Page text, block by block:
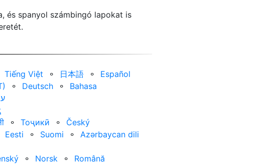
és spanyol számbingó lapokat is
Tiếng Việt ⚬ 日本語 ⚬
Español
⚬ Deutsch ⚬
Bahasa
⚬ Тоҷикӣ ⚬
Český
Eesti ⚬ Suomi ⚬
Azərbaycan dili
⚬ Norsk ⚬
Română